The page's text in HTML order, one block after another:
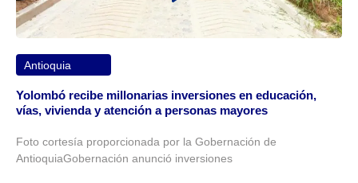
Antioquia
Yolombó recibe millonarias inversiones en educación,
vías, vivienda y atención a personas mayores
Foto cortesía proporcionada por la Gobernación de
AntioquiaGobernación anunció inversiones